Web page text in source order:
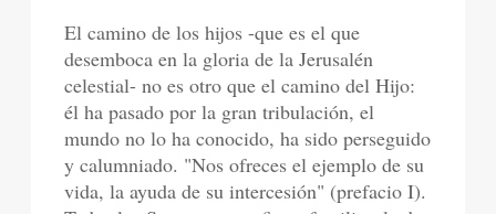
El camino de los hijos -que es el que
desemboca en la gloria de la Jerusalén
celestial- no es otro que el camino del Hijo:
él ha pasado por la gran tribulación, el
mundo no lo ha conocido, ha sido perseguido
y calumniado. "Nos ofreces el ejemplo de su
vida, la ayuda de su intercesión" (prefacio I).